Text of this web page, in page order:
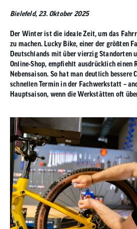
Bielefeld, 23. Oktober 2025
Der Winter ist die ideale Zeit, um das
zu machen. Lucky Bike, einer der größten
Deutschlands mit über vierzig Standorten
Online-Shop, empfiehlt ausdrücklich einen
Nebensaison. So hat man deutlich bessere
schnellen Termin in der Fachwerkstatt –
Hauptsaison, wenn die Werkstätten oft